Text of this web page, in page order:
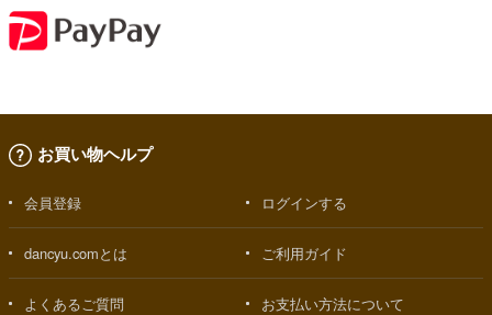
お買い物ヘルプ
会員登録 ログインする
dancyu.comとは ご利用ガイド
よくあるご質問 お支払い方法について